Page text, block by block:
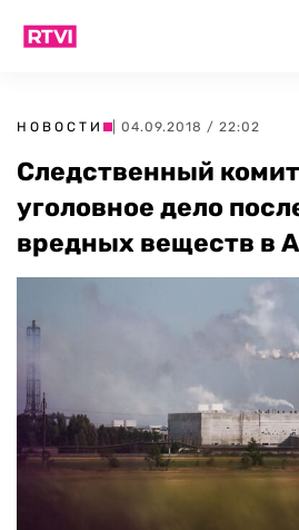
НОВОСТИ | 04.09.2018 / 22:02
Следственный
уголовное дело
вредных веществ в